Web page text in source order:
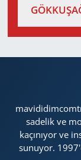
sadelik ve
kaçınıyor ve
sunuyor.